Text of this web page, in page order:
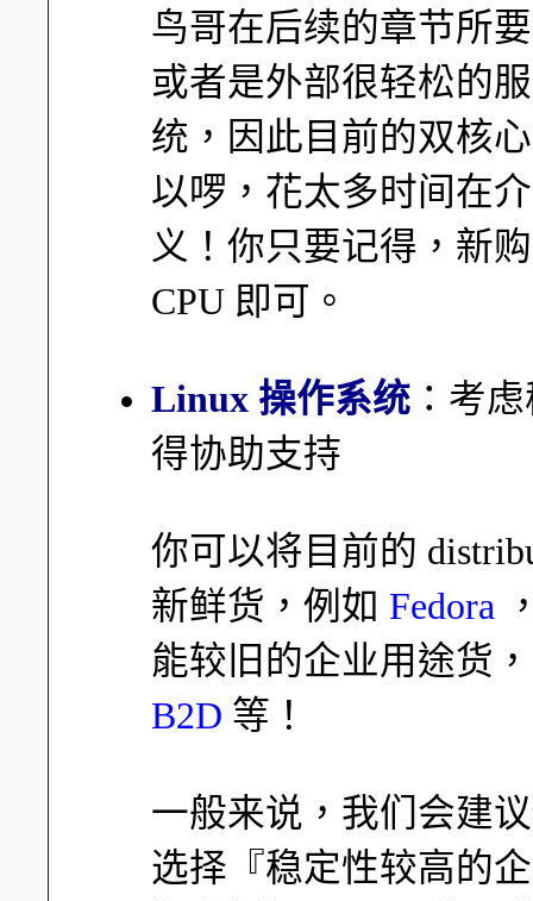
鸟哥在后续的章节所
或者是外部很轻松的
统，因此目前的双核
以啰，花太多时间在
义！你只要记得，新
CPU 即可。
Linux 操作系统 ：考
得协助支持
你可以将目前的
新鲜货，例如 Fedora
能较旧的企业用途货
B2D 等！
一般来说，我们会建
选择『稳定性较高的